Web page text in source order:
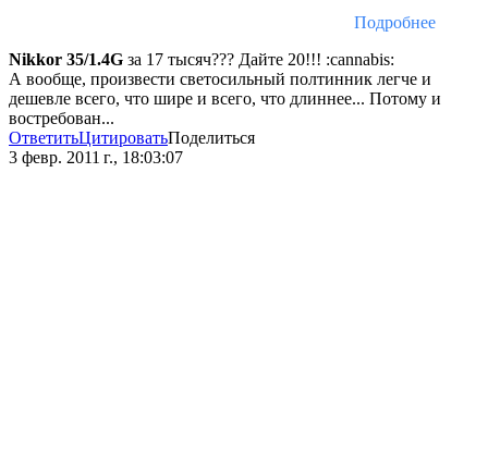
Подробнее
Nikkor 35/1.4G за 17 тысяч??? Дайте 20!!! :cannabis:
А вообще, произвести светосильный полтинник легче и
дешевле всего, что шире и всего, что длиннее... Потому и
востребован...
ОтветитьЦитироватьПоделиться
3 февр. 2011 г., 18:03:07